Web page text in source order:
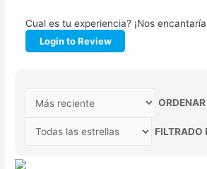
Cual es tu experiencia? ¡Nos
Login to Review
FILTRADO